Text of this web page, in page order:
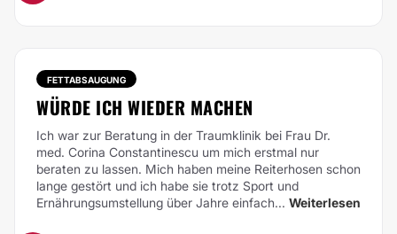
FETTABSAUGUNG
WÜRDE ICH WIEDER MACHEN
Ich war zur Beratung in der Traumklinik bei Frau Dr.
med. Corina Constantinescu um mich erstmal nur
beraten zu lassen. Mich haben meine Reiterhosen schon
lange gestört und ich habe sie trotz Sport und
Ernährungsumstellung über Jahre einfach... Weiterlesen